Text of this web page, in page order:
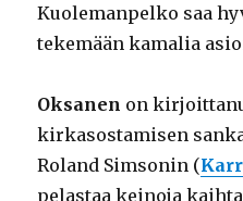
Kuolemanpelko saa
tekemään kamalia
Oksanen on
kirkasostamisen
Roland Simsonin (
pelastaa keinoja